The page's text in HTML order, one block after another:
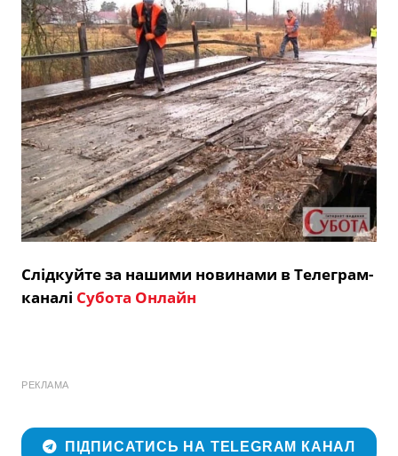
Слідкуйте за нашими новинами в Телеграм-
каналі Субота Онлайн
РЕКЛАМА
ПІДПИСАТИСЬ НА TELEGRAM КАНАЛ